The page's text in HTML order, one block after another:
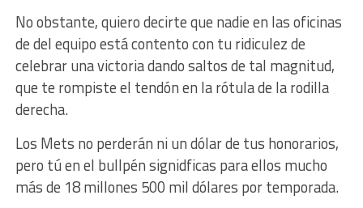
No obstante, quiero decirte que nadie en las oficinas
de del equipo está contento con tu ridiculez de
celebrar una victoria dando saltos de tal magnitud,
que te rompiste el tendón en la rótula de la rodilla
derecha.
Los Mets no perderán ni un dólar de tus honorarios,
pero tú en el bullpén signidficas para ellos mucho
más de 18 millones 500 mil dólares por temporada.